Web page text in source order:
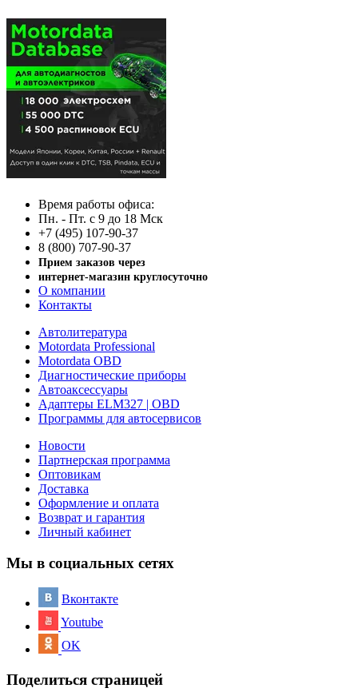
Время работы офиса:
Пн. - Пт. с 9 до 18 Мск
+7 (495) 107-90-37
8 (800) 707-90-37
Прием заказов через
интернет-магазин круглосуточно
О компании
Контакты
Автолитература
Motordata Professional
Motordata OBD
Диагностические приборы
Автоаксессуары
Адаптеры ELM327 | OBD
Программы для автосервисов
Новости
Партнерская программа
Оптовикам
Доставка
Оформление и оплата
Возврат и гарантия
Личный кабинет
Мы в социальных сетях
Вконтакте
Youtube
OK
Поделиться страницей